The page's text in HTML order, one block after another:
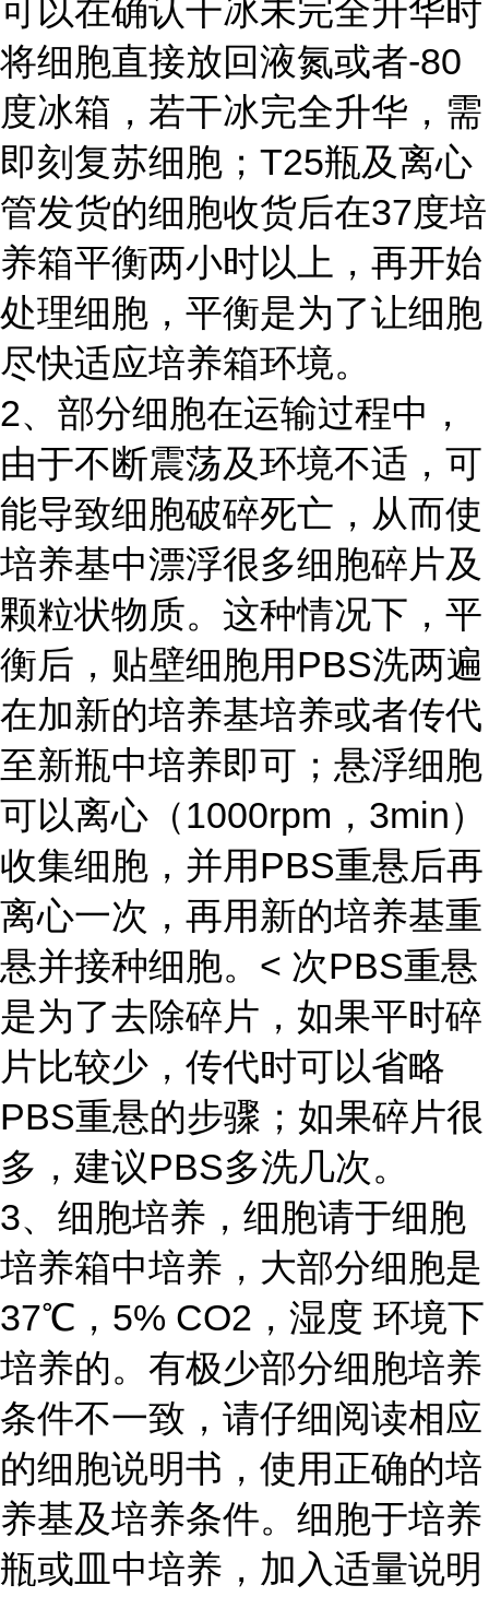
可以在确认干冰未完全升华时
将细胞直接放回液氮或者-80
度冰箱，若干冰完全升华，需
即刻复苏细胞；T25瓶及离心
管发货的细胞收货后在37度培
养箱平衡两小时以上，再开始
处理细胞，平衡是为了让细胞
尽快适应培养箱环境。
2、部分细胞在运输过程中，
由于不断震荡及环境不适，可
能导致细胞破碎死亡，从而使
培养基中漂浮很多细胞碎片及
颗粒状物质。这种情况下，平
衡后，贴壁细胞用PBS洗两遍
在加新的培养基培养或者传代
至新瓶中培养即可；悬浮细胞
可以离心（1000rpm，3min）
收集细胞，并用PBS重悬后再
离心一次，再用新的培养基重
悬并接种细胞。< 次PBS重悬
是为了去除碎片，如果平时碎
片比较少，传代时可以省略
PBS重悬的步骤；如果碎片很
多，建议PBS多洗几次。
3、细胞培养，细胞请于细胞
培养箱中培养，大部分细胞是
37℃，5% CO2，湿度 环境下
培养的。有极少部分细胞培养
条件不一致，请仔细阅读相应
的细胞说明书，使用正确的培
养基及培养条件。细胞于培养
瓶或皿中培养，加入适量说明